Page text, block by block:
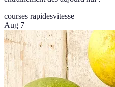
courses rapidesvitesse
Aug 7